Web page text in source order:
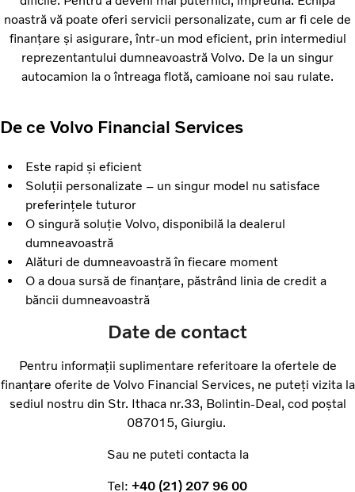
noastră vă poate oferi servicii personalizate, cum ar fi cele de
finanțare și asigurare, într-un mod eficient, prin intermediul
reprezentantului dumneavoastră Volvo. De la un singur
autocamion la o întreaga flotă, camioane noi sau rulate.
De ce Volvo Financial Services
Este rapid și eficient
Soluții personalizate – un singur model nu satisface
preferințele tuturor
O singură soluție Volvo, disponibilă la dealerul
dumneavoastră
Alături de dumneavoastră în fiecare moment
O a doua sursă de finanțare, păstrând linia de credit a
băncii dumneavoastră
Date de contact
Pentru informații suplimentare referitoare la ofertele de
finanțare oferite de Volvo Financial Services, ne puteți vizita la
sediul nostru din Str. Ithaca nr.33, Bolintin-Deal, cod poștal
087015, Giurgiu.
Sau ne puteti contacta la
Tel: +40 (21) 207 96 00